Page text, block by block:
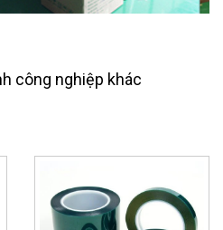
công nghiệp khác